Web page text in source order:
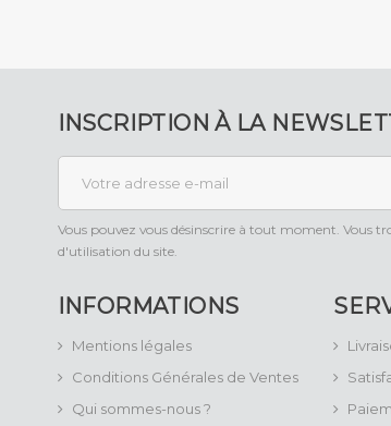
INSCRIPTION À LA
Vous pouvez vous désinscrire à tout moment. Vous
d'utilisation du site.
INFORMATIONS
Mentions légales
Conditions Générales de Ventes
Qui sommes-nous ?